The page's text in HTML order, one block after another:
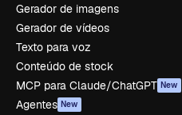
Gerador de imagens
Gerador de vídeos
Texto para voz
Conteúdo de stock
MCP para Claude/ChatGPT New
Agentes New